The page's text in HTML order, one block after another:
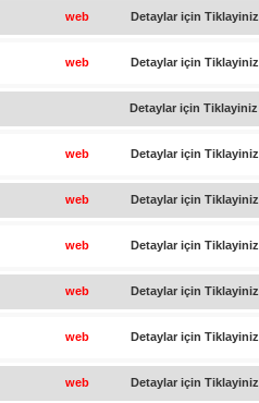
web Detaylar için Tiklayiniz
web Detaylar için Tiklayiniz
Detaylar için Tiklayiniz
web Detaylar için Tiklayiniz
web Detaylar için Tiklayiniz
web Detaylar için Tiklayiniz
web Detaylar için Tiklayiniz
web Detaylar için Tiklayiniz
web Detaylar için Tiklayiniz